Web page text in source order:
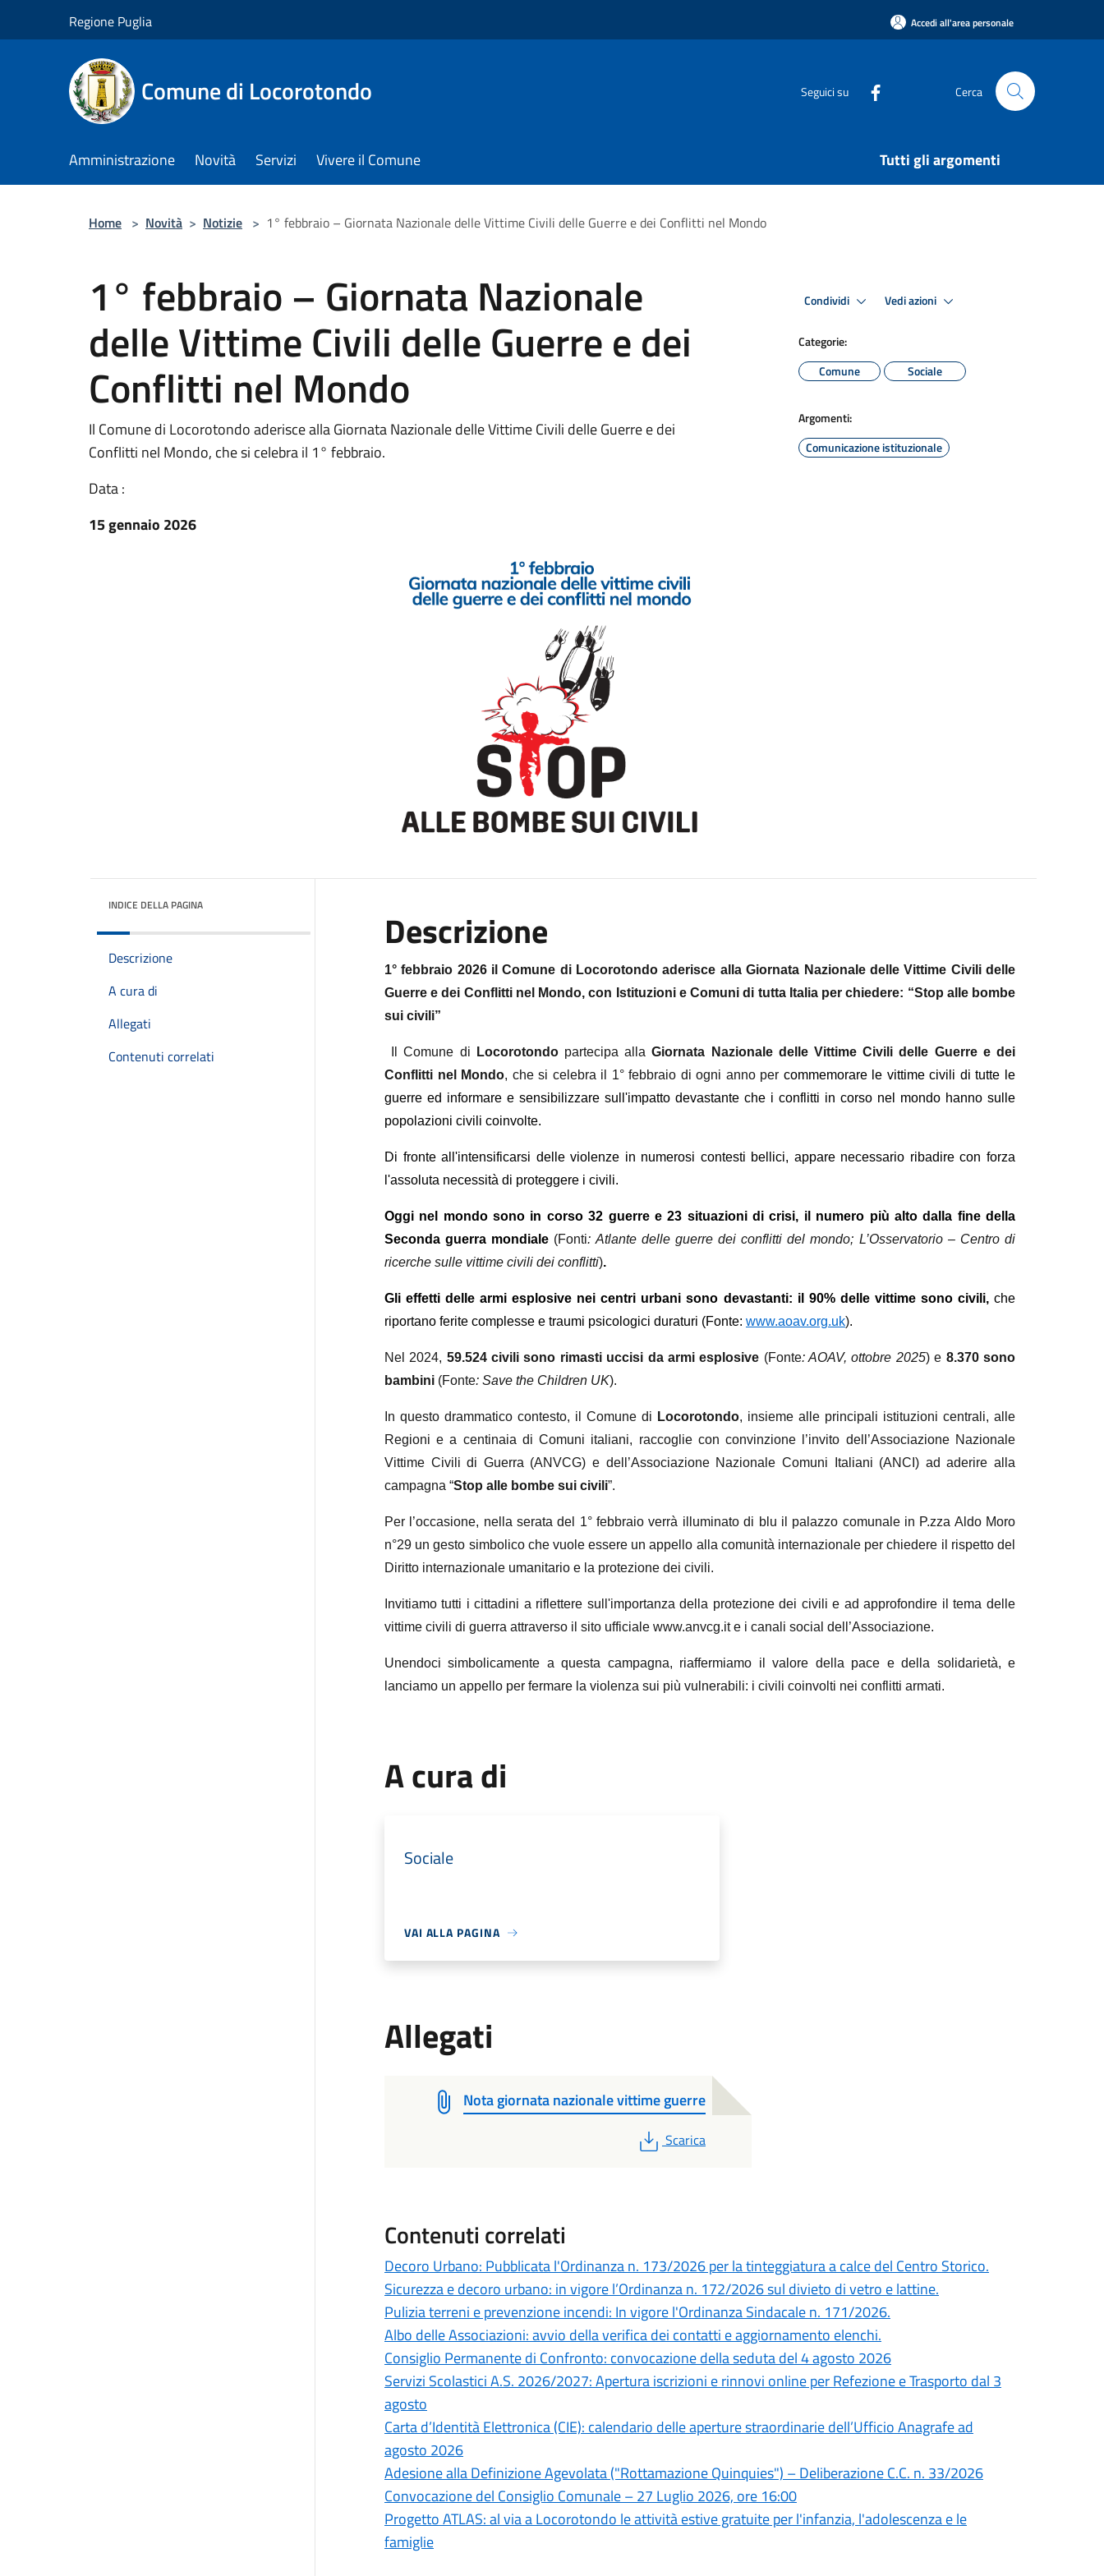
Regione Puglia Accedi all'area personale
Comune di Locorotondo Seguici su Cerca
Amministrazione Novità Servizi Vivere il Comune Tutti gli argomenti
Home > Novità > Notizie > 1° febbraio – Giornata Nazionale delle Vittime Civili delle Guerre e dei Conflitti nel Mondo
1° febbraio – Giornata Nazionale
delle Vittime Civili delle Guerre e dei
Conflitti nel Mondo
Il Comune di Locorotondo aderisce alla Giornata Nazionale delle Vittime Civili delle Guerre e dei
Conflitti nel Mondo, che si celebra il 1° febbraio.
Data :
15 gennaio 2026
Condividi Vedi azioni
Categorie:
Comune
Sociale
Argomenti:
Comunicazione istituzionale
INDICE DELLA PAGINA
Descrizione
A cura di
Allegati
Contenuti correlati
Descrizione
1° febbraio 2026 il Comune di Locorotondo aderisce alla Giornata Nazionale delle Vittime Civili delle
Guerre e dei Conflitti nel Mondo, con Istituzioni e Comuni di tutta Italia per chiedere: “Stop alle bombe
sui civili”
Il Comune di Locorotondopartecipa allaGiornata Nazionale delle Vittime Civili delle Guerre e dei
Conflitti nel Mondo, che si celebra il 1° febbraio di ogni anno per commemorare le vittime civili di tutte le
guerre ed informare e sensibilizzare sull'impatto devastante che i conflitti in corso nel mondo hanno sulle
popolazioni civili coinvolte.
Di fronte all'intensificarsi delle violenze in numerosi contesti bellici, appare necessario ribadire con forza
l'assoluta necessità di proteggere i civili.
Oggi nel mondo sono in corso 32 guerre e 23 situazioni di crisi, il numero più alto dalla fine della
Seconda guerra mondiale (Fonti: Atlante delle guerre dei conflitti del mondo; L’Osservatorio – Centro di
ricerche sulle vittime civili dei conflitti).
Gli effetti delle armi esplosive nei centri urbani sono devastanti: il 90% delle vittime sono civili, che
riportano ferite complesse e traumi psicologici duraturi (Fonte: www.aoav.org.uk).
Nel 2024, 59.524 civili sono rimasti uccisi da armi esplosive (Fonte: AOAV, ottobre 2025) e 8.370 sono
bambini(Fonte: Save the Children UK).
In questo drammatico contesto, il Comune di Locorotondo, insieme alle principali istituzioni centrali, alle
Regioni e a centinaia di Comuni italiani, raccoglie con convinzione l’invito dell’Associazione Nazionale
Vittime Civili di Guerra (ANVCG) e dell’Associazione Nazionale Comuni Italiani (ANCI) ad aderire alla
campagna “Stop alle bombe sui civili”.
Per l’occasione, nella serata del 1° febbraio verrà illuminato di blu il palazzo comunale in P.zza Aldo Moro
n°29 un gesto simbolico che vuole essere un appello alla comunità internazionale per chiedere il rispetto del
Diritto internazionale umanitario e la protezione dei civili.
Invitiamo tutti i cittadini a riflettere sull'importanza della protezione dei civili e ad approfondire il tema delle
vittime civili di guerra attraverso il sito ufficiale www.anvcg.it e i canali social dell’Associazione.
Unendoci simbolicamente a questa campagna, riaffermiamo il valore della pace e della solidarietà, e
lanciamo un appello per fermare la violenza sui più vulnerabili: i civili coinvolti nei conflitti armati.
A cura di
Sociale
VAI ALLA PAGINA
Allegati
Nota giornata nazionale vittime guerre
PDF
Scarica
Contenuti correlati
Decoro Urbano: Pubblicata l'Ordinanza n. 173/2026 per la tinteggiatura a calce del Centro Storico.
Sicurezza e decoro urbano: in vigore l’Ordinanza n. 172/2026 sul divieto di vetro e lattine.
Pulizia terreni e prevenzione incendi: In vigore l'Ordinanza Sindacale n. 171/2026.
Albo delle Associazioni: avvio della verifica dei contatti e aggiornamento elenchi.
Consiglio Permanente di Confronto: convocazione della seduta del 4 agosto 2026
Servizi Scolastici A.S. 2026/2027: Apertura iscrizioni e rinnovi online per Refezione e Trasporto dal 3
agosto
Carta d’Identità Elettronica (CIE): calendario delle aperture straordinarie dell’Ufficio Anagrafe ad
agosto 2026
Adesione alla Definizione Agevolata ("Rottamazione Quinquies") – Deliberazione C.C. n. 33/2026
Convocazione del Consiglio Comunale – 27 Luglio 2026, ore 16:00
Progetto ATLAS: al via a Locorotondo le attività estive gratuite per l'infanzia, l'adolescenza e le
famiglie